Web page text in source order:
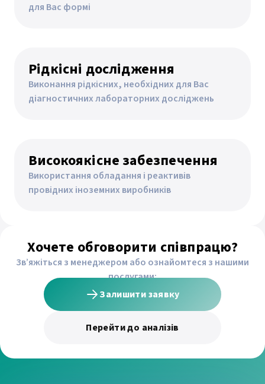
для Вас формі
Рідкісні дослідження
Виконання рідкісних, необхідних для Вас
діагностичних лабораторних досліджень
Високоякісне забезпечення
Використання обладання і реактивів
провідних іноземних виробників
Хочете обговорити співпрацю?
Зв’яжіться з менеджером або ознайомтеся з нашими
послугами:
Залишити заявку
Перейти до аналізів